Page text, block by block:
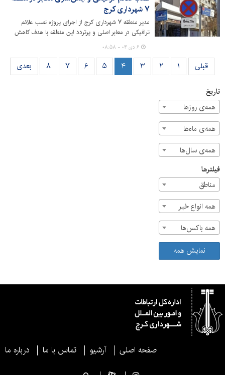
۷ شهرداری کرج
مدیر منطقه ۷ شهرداری کرج از اجرای پروژه نصب علائم
ترافیکی در معابر اصلی و پرتردد این منطقه با هدف کاهش
تصادفات، ارتقای ایمنی و بهبود وضعیت ترافیکی خبر داد و
گفت: این طرح در مدت کوتاهی اجرا و تکمیل شد.
۶ دی ۰۴ - ۰۸:۵۸
قبلی ۱ ۲ ۳ ۴ ۵ ۶ ۷ ۸ بعدی
تاریخ
همه‌ی روزها
همه‌ی ماه‌ها
همه‌ی سال‌ها
فیلترها
مناطق
همه انواع خبر
همه باکس‌ها
نمایش همه
صفحه اصلی آرشیو تماس با ما درباره ما